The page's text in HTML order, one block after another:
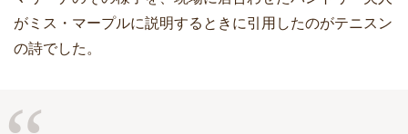
がミス・マープルに説明するときに引用したのがテニスン
の詩でした。